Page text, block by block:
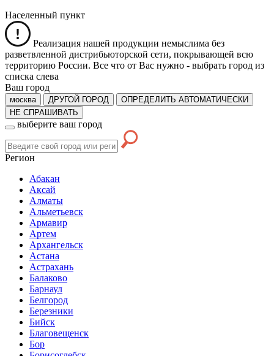
Населенный пункт
Реализация нашей продукции немыслима без
разветвленной дистрибьюторской сети, покрывающей всю
территорию России. Все что от Вас нужно - выбрать город из
списка слева
Ваш город
москва ДРУГОЙ ГОРОД
ОПРЕДЕЛИТЬ АВТОМАТИЧЕСКИ
НЕ СПРАШИВАТЬ
выберите ваш город
Регион
Абакан
Аксай
Алматы
Альметьевск
Армавир
Артем
Архангельск
Астана
Астрахань
Балаково
Барнаул
Белгород
Березники
Бийск
Благовещенск
Бор